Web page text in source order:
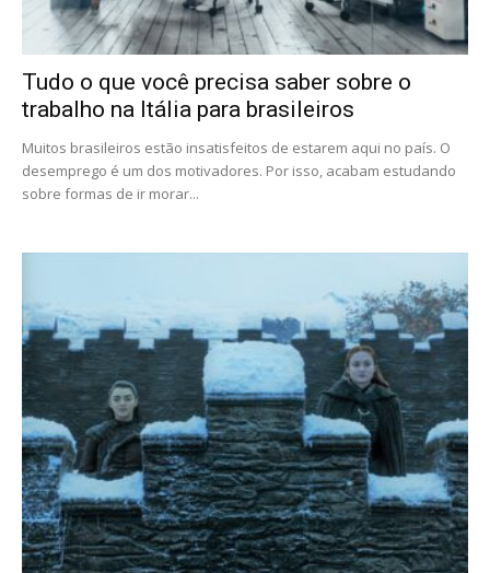
Tudo o que você precisa saber sobre o
trabalho na Itália para brasileiros
Muitos brasileiros estão insatisfeitos de estarem aqui no país. O
desemprego é um dos motivadores. Por isso, acabam estudando
sobre formas de ir morar...